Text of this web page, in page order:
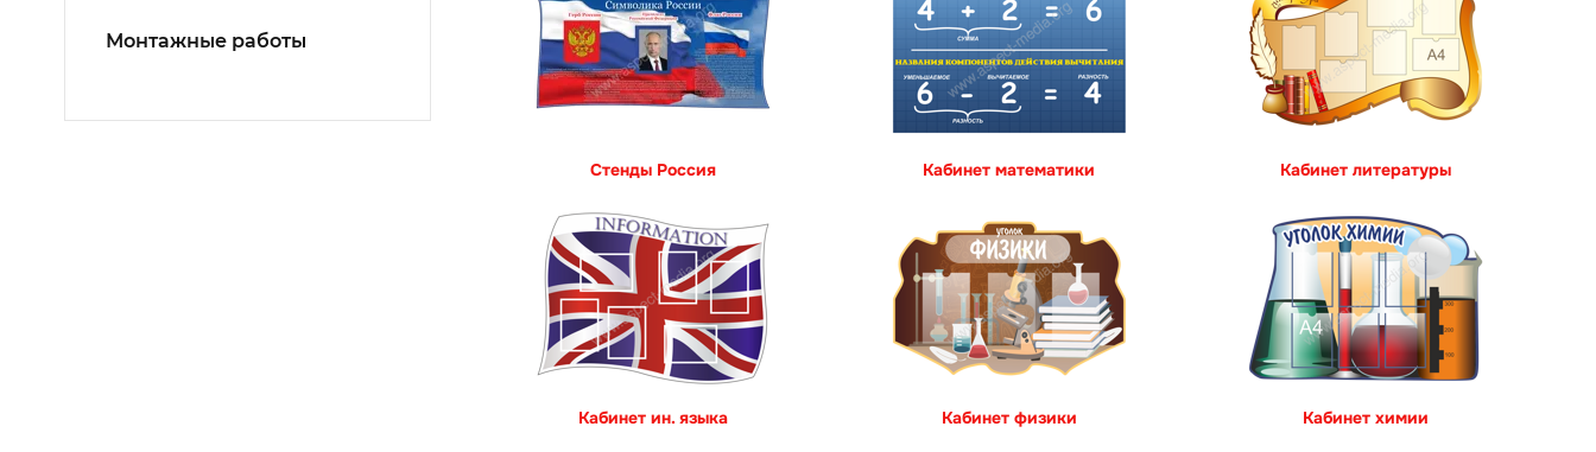
Монтажные работы
Стенды Россия Кабинет математики Кабинет литературы
Кабинет ин. языка Кабинет физики Кабинет химии